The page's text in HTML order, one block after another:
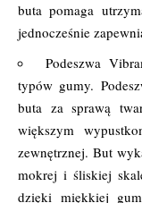
buta pomaga
jednocześnie
Podeszwa
typów gumy.
buta za sprawą
większym
zewnętrznej. But
mokrej i śliskiej
dzięki miękkiej